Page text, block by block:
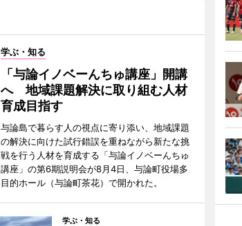
学ぶ・知る
「与論イノベーんちゅ講座」開講
へ 地域課題解決に取り組む人材
育成目指す
与論島で暮らす人の視点に寄り添い、地域課題
の解決に向けた試行錯誤を重ねながら新たな挑
戦を行う人材を育成する「与論イノベーんちゅ
講座」の第6期説明会が8月4日、与論町役場多
目的ホール（与論町茶花）で開かれた。
学ぶ・知る